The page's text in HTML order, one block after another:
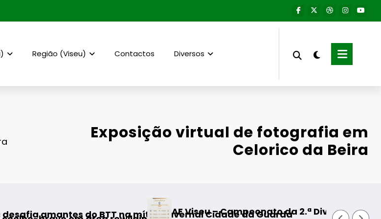
Região (Viseu) Contactos Diversos
Exposição virtual de fotografia em
Celorico da Beira
na mítica Invernal Cidade da Guarda
AF Viseu – Campeonato da 2.ª Divisão Distrital – ISOJOFER
Fornos de Algodres –